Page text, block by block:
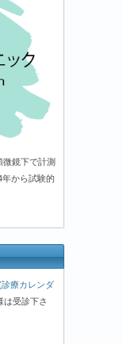
微鏡下で計測
年から試験的
診療カレンダ
は受診下さ